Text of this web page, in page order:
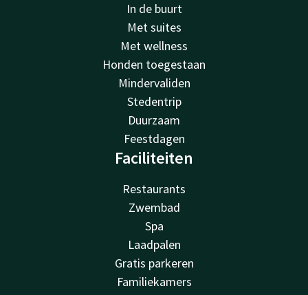
In de buurt
Met suites
Met wellness
Honden toegestaan
Mindervaliden
Stedentrip
Duurzaam
Feestdagen
Faciliteiten
Restaurants
Zwembad
Spa
Laadpalen
Gratis parkeren
Familiekamers